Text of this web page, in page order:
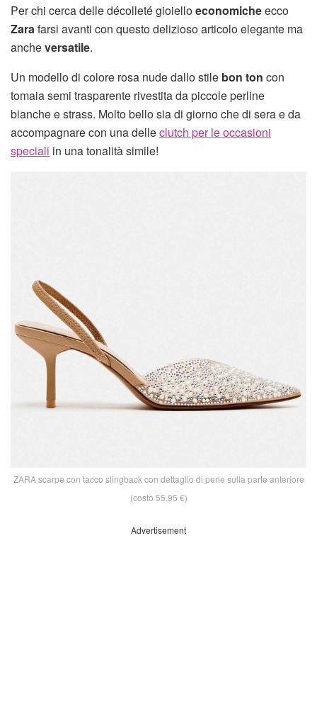
Per chi cerca delle décolleté gioielloeconomicheecco
Zarafarsi avanti con questo delizioso articolo elegante ma
ancheversatile.
Un modello di colore rosa nude dallo stile bon ton con
tomaia semi trasparente rivestita da piccole perline
bianche e strass. Molto bello sia di giorno che di sera e da
accompagnare con una delleclutch per le occasioni
speciali in una tonalità simile!
ZARA scarpe con tacco slingback con dettaglio di perle sulla parte anteriore
(costo 55,95 €)
Advertisement